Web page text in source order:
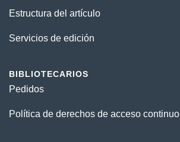
Estructura del artículo
Servicios de edición
BIBLIOTECARIOS
Pedidos
Política de derechos de acceso continuo